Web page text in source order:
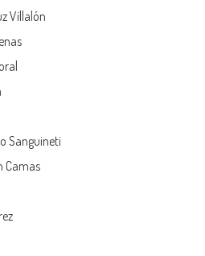
Villalón
Sanguineti
Camas